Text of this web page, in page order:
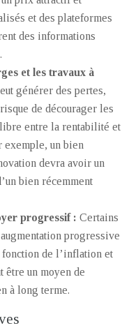
et des plateformes
des informations
et les travaux à
générer des pertes,
de décourager les
entre la rentabilité et
exemple, un bien
devra avoir un
bien récemment
progressif : Certains
progressive
de l’inflation et
être un moyen de
à long terme.